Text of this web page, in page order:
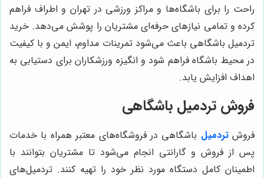
راحت را برای باشگاه‌ها و مراکز ورزشی در تهران و اطراف فراهم
کرده و تمامی نیازهای حرفه‌ای مشتریان را پوشش می‌دهد. خرید
تردمیل باشگاهی باعث می‌شود تمرینات مداوم، ایمن و با کیفیت
در محیط باشگاه فراهم شود و انگیزه ورزشکاران برای دستیابی به
اهداف افزایش یابد.
فروش تردمیل باشگاهی
فروشتردمیل باشگاهی در فروشگاه‌های معتبر همراه با خدمات
پس از فروش و گارانتی انجام می‌شود تا مشتریان بتوانند با
اطمینان کامل دستگاه مورد نظر خود را تهیه کنند. تردمیل‌های